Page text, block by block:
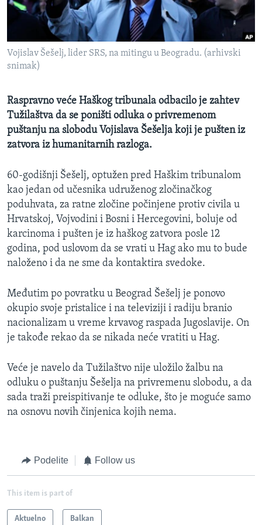
SPORT
INTERVJU
Vojislav Šešelj, lider SRS, na mitingu u Beogradu. (arhivski
snimak)
Raspravno veće Haškog tribunala odbacilo je zahtev
Tužilaštva da se poništi odluka o privremenom
puštanju na slobodu Vojislava Šešelja koji je pušten iz
zatvora iz humanitarnih razloga.
60-godišnji Šešelj, optužen pred Haškim tribunalom
kao jedan od učesnika udruženog zločinačkog
poduhvata, za ratne zločine počinjene protiv civila u
Hrvatskoj, Vojvodini i Bosni i Hercegovini, boluje od
karcinoma i pušten je iz haškog zatvora posle 12
godina, pod uslovom da se vrati u Hag ako mu to bude
naloženo i da ne sme da kontaktira svedoke.
Međutim po povratku u Beograd Šešelj je ponovo
okupio svoje pristalice i na televiziji i radiju branio
nacionalizam u vreme krvavog raspada Jugoslavije. On
je takođe rekao da se nikada neće vratiti u Hag.
Veće je navelo da Tužilaštvo nije uložilo žalbu na
odluku o puštanju Šešelja na privremenu slobodu, a da
sada traži preispitivanje te odluke, što je moguće samo
na osnovu novih činjenica kojih nema.
Podelite Follow us
This item is part of
Aktuelno Balkan